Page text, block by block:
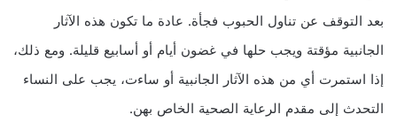
بعد التوقف عن تناول الحبوب فجأة. عادة ما تكون هذه الآثار
الجانبية مؤقتة ويجب حلها في غضون أيام أو أسابيع قليلة. ومع ذلك،
إذا استمرت أي من هذه الآثار الجانبية أو ساءت، يجب على النساء
التحدث إلى مقدم الرعاية الصحية الخاص بهن.